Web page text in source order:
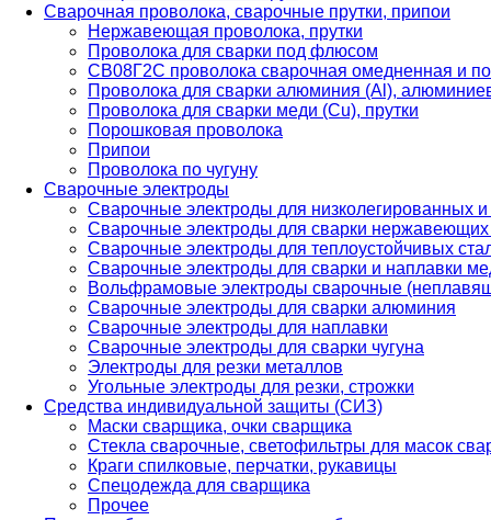
Сварочная проволока, сварочные прутки, припои
Нержавеющая проволока, прутки
Проволока для сварки под флюсом
СВ08Г2С проволока сварочная омедненная и
Проволока для сварки алюминия (Al),
Проволока для сварки меди (Cu), прутки
Порошковая проволока
Припои
Проволока по чугуну
Сварочные электроды
Сварочные электроды для низколегированных и
Сварочные электроды для сварки
Сварочные электроды для теплоустойчивых
Сварочные электроды для сварки и наплавки
Вольфрамовые электроды сварочные
Сварочные электроды для сварки алюминия
Сварочные электроды для наплавки
Сварочные электроды для сварки чугуна
Электроды для резки металлов
Угольные электроды для резки, строжки
Средства индивидуальной защиты (СИЗ)
Маски сварщика, очки сварщика
Стекла сварочные, светофильтры для масок
Краги спилковые, перчатки, рукавицы
Спецодежда для сварщика
Прочее